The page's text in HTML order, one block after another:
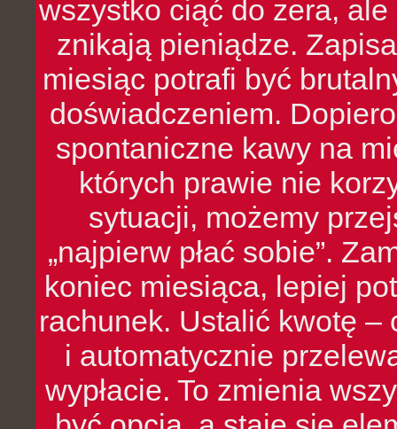
wszystko ciąć do zera,
znikają pieniądze.
miesiąc potrafi być
doświadczeniem.
spontaniczne kawy na
których prawie nie
sytuacji, możemy
„najpierw płać sobie”.
koniec miesiąca, lepiej
rachunek. Ustalić kwotę
i automatycznie
wypłacie. To zmienia